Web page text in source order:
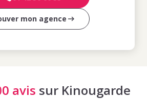
mon agence
avis sur Kinougarde